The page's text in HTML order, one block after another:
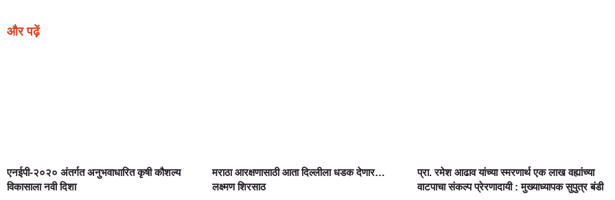
और पढ़ें
एनईपी-२०२० अंतर्गत अनुभवाधारित कृषी कौशल्य
विकासाला नवी दिशा
मराठा आरक्षणासाठी आता दिल्लीला धडक देणार…
लक्ष्मण शिरसाठ
प्रा. रमेश आढाव यांच्या स्मरणार्थ एक लाख वह्यांच्या
वाटपाचा संकल्प प्रेरणादायी : मुख्याध्यापक सुपुत्र बंडी